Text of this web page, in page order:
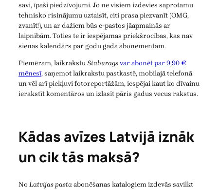
savi, īpaši piedzīvojumi. Jo ne visiem izdevies saprotamu
tehnisko risinājumu uztaisīt, citi prasa piezvanīt (OMG,
zvanīt!), un ar dažiem būs e-pastos jāapmainās ar
laipnībām. Toties te ir iespējamas priekšrocības, kas nav
sienas kalendārs par godu gada abonementam.
Piemēram, laikrakstuStaburagsvar abonēt par 9,90 €
mēnesī, saņemot laikrakstu pastkastē, mobilajā telefonā
un vēl arī piekļuvi fotoreportāžām, iespējai kaut ko dīvainu
ierakstīt komentāros un izlasīt pāris gadus vecus rakstus.
Kādas avīzes Latvijā iznāk
un cik tās maksā?
NoLatvijas pastaabonēšanas katalogiem izdevās savilkt